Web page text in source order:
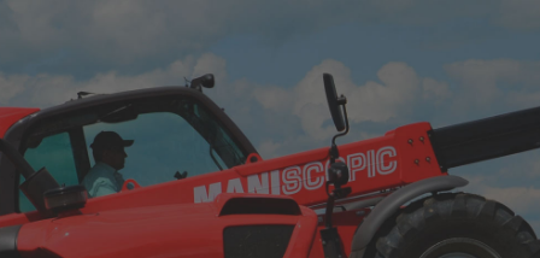
/home/astra/public_html/includes/classes/
on line
136
Warning : trim() expects parameter 1 to be string, array
given in
/home/astra/public_html/includes/modules/Template/
on line